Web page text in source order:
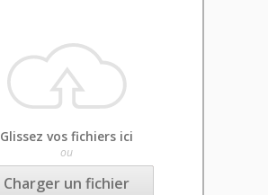
Glissez vos fichiers ici
ou
Charger un fichier